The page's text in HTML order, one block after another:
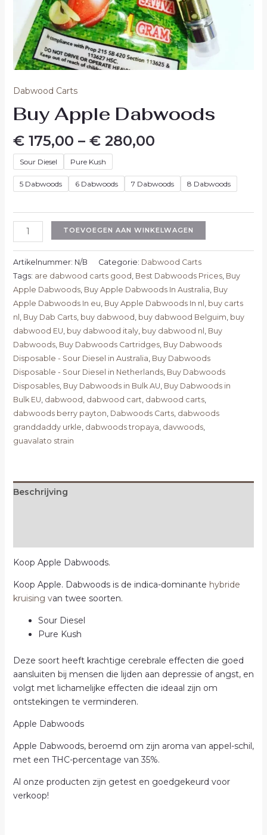
Dabwood Carts
Buy Apple Dabwoods
€175,00 – €280,00
Sour Diesel Pure Kush
5 Dabwoods 6 Dabwoods 7 Dabwoods 8 Dabwoods
TOEVOEGEN AAN WINKELWAGEN
Artikelnummer: N/B Categorie: Dabwood Carts
Tags: are dabwood carts good Best Dabwoods Prices, Buy
Apple Dabwoods, Buy Apple Dabwoods In Australia Buy
Apple Dabwoods In eu Buy Apple Dabwoods In nl buy carts
nl Buy Dab Carts, buy dabwood buy dabwood Belguim buy
dabwood EU buy dabwood italy, buy dabwood nl Buy
Dabwoods, Buy Dabwoods Cartridges, Buy Dabwoods
Disposable - Sour Diesel in Australia Buy Dabwoods
Disposable - Sour Diesel in Netherlands, Buy Dabwoods
Disposables, Buy Dabwoods in Bulk AU Buy Dabwoods in
Bulk EU dabwood dabwood cart dabwood carts,
dabwoods berry payton Dabwoods Carts, dabwoods
granddaddy urkle dabwoods tropaya davwoods,
guavalato strain
Beschrijving
Koop Apple Dabwoods.
Koop Apple. Dabwoods is de indica-dominante hybride
kruising van twee soorten.
Sour Diesel
Pure Kush
Deze soort heeft krachtige cerebrale effecten die goed
aansluiten bij mensen die lijden aan depressie of angst, en
volgt met lichamelijke effecten die ideaal zijn om
ontstekingen te verminderen.
Apple Dabwoods
Apple Dabwoods, beroemd om zijn aroma van appel-schil,
met een THC-percentage van 35%.
Al onze producten zijn getest en goedgekeurd voor
verkoop!